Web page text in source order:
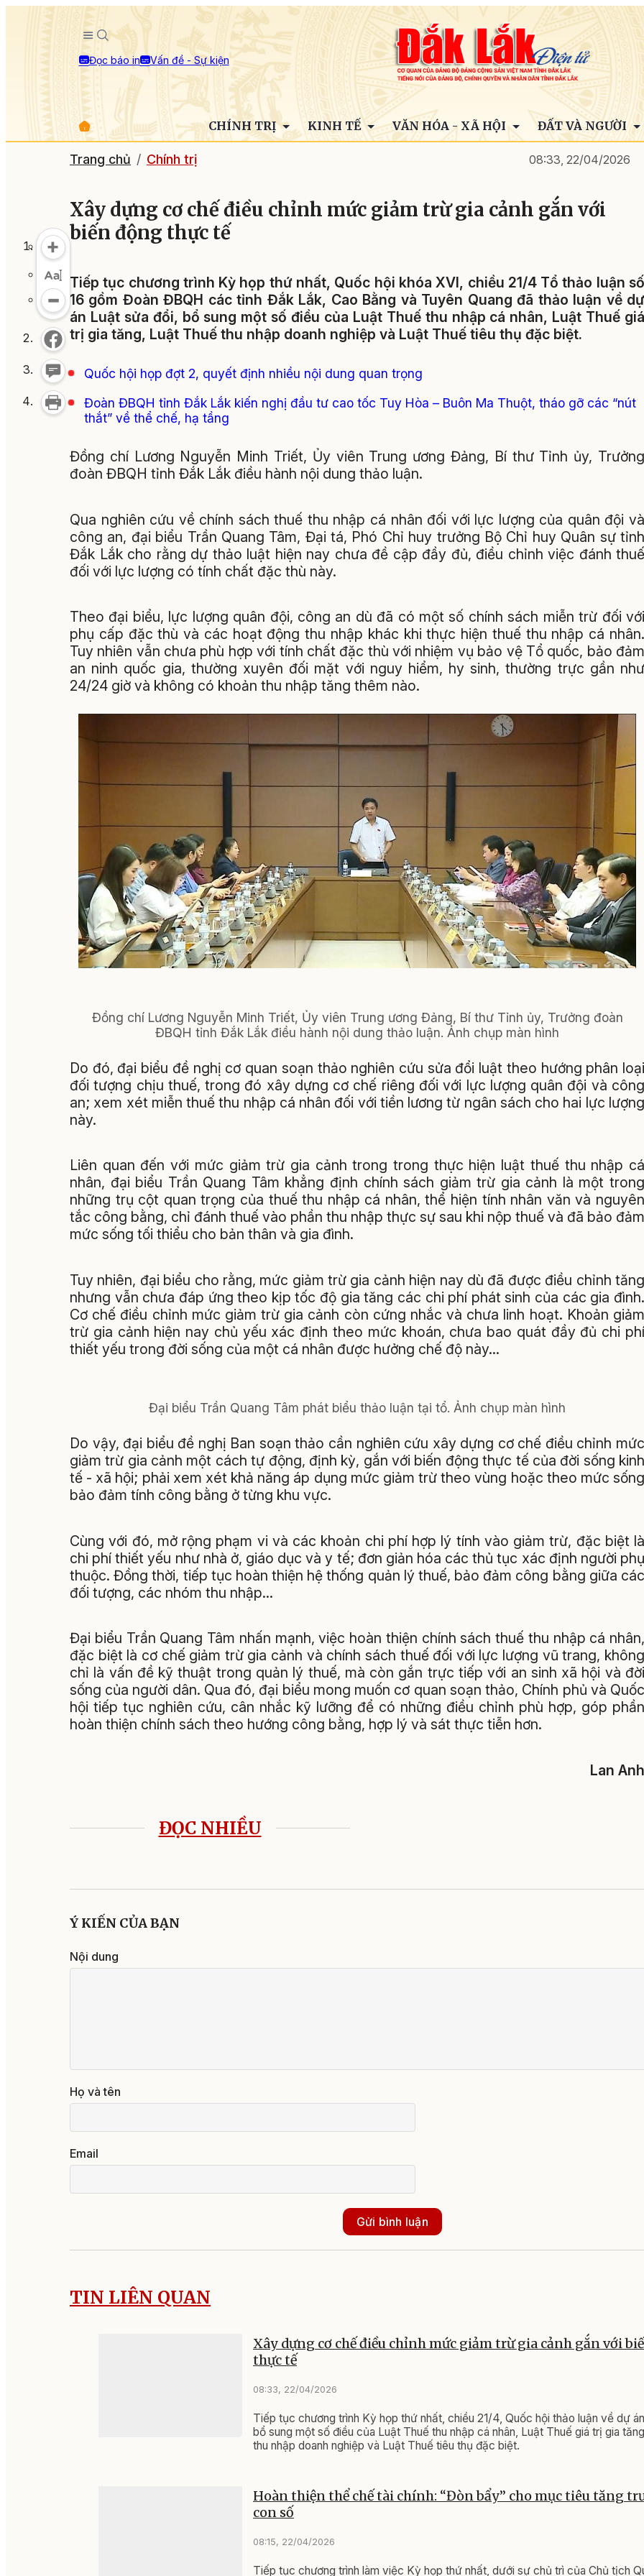
Đọc báo in Vấn đề - Sự kiện
CHÍNH TRỊ KINH TẾ VĂN HÓA - XÃ HỘI ĐẤT VÀ NGƯỜI
Trang chủ Chính trị 08:33, 22/04/2026
Xây dựng cơ chế điều chỉnh mức giảm trừ gia cảnh gắn với
biến động thực tế
Tiếp tục chương trình Kỳ họp thứ nhất, Quốc hội khóa XVI, chiều 21/4 Tổ thảo luận số
16 gồm Đoàn ĐBQH các tỉnh Đắk Lắk, Cao Bằng và Tuyên Quang đã thảo luận về dự
án Luật sửa đổi, bổ sung một số điều của Luật Thuế thu nhập cá nhân, Luật Thuế giá
trị gia tăng, Luật Thuế thu nhập doanh nghiệp và Luật Thuế tiêu thụ đặc biệt.
Quốc hội họp đợt 2, quyết định nhiều nội dung quan trọng
Đoàn ĐBQH tỉnh Đắk Lắk kiến nghị đầu tư cao tốc Tuy Hòa – Buôn Ma Thuột, tháo gỡ các “nút
thắt” về thể chế, hạ tầng
Đồng chí Lương Nguyễn Minh Triết, Ủy viên Trung ương Đảng, Bí thư Tỉnh ủy, Trưởng
đoàn ĐBQH tỉnh Đắk Lắk điều hành nội dung thảo luận.
Qua nghiên cứu về chính sách thuế thu nhập cá nhân đối với lực lượng của quân đội và
công an, đại biểu Trần Quang Tâm, Đại tá, Phó Chỉ huy trưởng Bộ Chỉ huy Quân sự tỉnh
Đắk Lắk cho rằng dự thảo luật hiện nay chưa đề cập đầy đủ, điều chỉnh việc đánh thuế
đối với lực lượng có tính chất đặc thù này.
Theo đại biểu, lực lượng quân đội, công an dù đã có một số chính sách miễn trừ đối với
phụ cấp đặc thù và các hoạt động thu nhập khác khi thực hiện thuế thu nhập cá nhân.
Tuy nhiên vẫn chưa phù hợp với tính chất đặc thù với nhiệm vụ bảo vệ Tổ quốc, bảo đảm
an ninh quốc gia, thường xuyên đối mặt với nguy hiểm, hy sinh, thường trực gần như
24/24 giờ và không có khoản thu nhập tăng thêm nào.
Đồng chí Lương Nguyễn Minh Triết, Ủy viên Trung ương Đảng, Bí thư Tỉnh ủy, Trưởng đoàn
ĐBQH tỉnh Đắk Lắk điều hành nội dung thảo luận. Ảnh chụp màn hình
Do đó, đại biểu đề nghị cơ quan soạn thảo nghiên cứu sửa đổi luật theo hướng phân loại
đối tượng chịu thuế, trong đó xây dựng cơ chế riêng đối với lực lượng quân đội và công
an; xem xét miễn thuế thu nhập cá nhân đối với tiền lương từ ngân sách cho hai lực lượng
này.
Liên quan đến với mức giảm trừ gia cảnh trong trong thực hiện luật thuế thu nhập cá
nhân, đại biểu Trần Quang Tâm khẳng định chính sách giảm trừ gia cảnh là một trong
những trụ cột quan trọng của thuế thu nhập cá nhân, thể hiện tính nhân văn và nguyên
tắc công bằng, chỉ đánh thuế vào phần thu nhập thực sự sau khi nộp thuế và đã bảo đảm
mức sống tối thiểu cho bản thân và gia đình.
Tuy nhiên, đại biểu cho rằng, mức giảm trừ gia cảnh hiện nay dù đã được điều chỉnh tăng
nhưng vẫn chưa đáp ứng theo kịp tốc độ gia tăng các chi phí phát sinh của các gia đình.
Cơ chế điều chỉnh mức giảm trừ gia cảnh còn cứng nhắc và chưa linh hoạt. Khoản giảm
trừ gia cảnh hiện nay chủ yếu xác định theo mức khoán, chưa bao quát đầy đủ chi phí
thiết yếu trong đời sống của một cá nhân được hưởng chế độ này…
Đại biểu Trần Quang Tâm phát biểu thảo luận tại tổ. Ảnh chụp màn hình
Do vậy, đại biểu đề nghị Ban soạn thảo cần nghiên cứu xây dựng cơ chế điều chỉnh mức
giảm trừ gia cảnh một cách tự động, định kỳ, gắn với biến động thực tế của đời sống kinh
tế - xã hội; phải xem xét khả năng áp dụng mức giảm trừ theo vùng hoặc theo mức sống
bảo đảm tính công bằng ở từng khu vực.
Cùng với đó, mở rộng phạm vi và các khoản chi phí hợp lý tính vào giảm trừ, đặc biệt là
chi phí thiết yếu như nhà ở, giáo dục và y tế; đơn giản hóa các thủ tục xác định người phụ
thuộc. Đồng thời, tiếp tục hoàn thiện hệ thống quản lý thuế, bảo đảm công bằng giữa các
đối tượng, các nhóm thu nhập…
Đại biểu Trần Quang Tâm nhấn mạnh, việc hoàn thiện chính sách thuế thu nhập cá nhân,
đặc biệt là cơ chế giảm trừ gia cảnh và chính sách thuế đối với lực lượng vũ trang, không
chỉ là vấn đề kỹ thuật trong quản lý thuế, mà còn gắn trực tiếp với an sinh xã hội và đời
sống của người dân. Qua đó, đại biểu mong muốn cơ quan soạn thảo, Chính phủ và Quốc
hội tiếp tục nghiên cứu, cân nhắc kỹ lưỡng để có những điều chỉnh phù hợp, góp phần
hoàn thiện chính sách theo hướng công bằng, hợp lý và sát thực tiễn hơn.
Lan Anh
ĐỌC NHIỀU
Ý KIẾN CỦA BẠN
Nội dung
Họ và tên
Email
Gửi bình luận
TIN LIÊN QUAN
Xây dựng cơ chế điều chỉnh mức giảm trừ gia cảnh gắn với
thực tế
08:33, 22/04/2026
Tiếp tục chương trình Kỳ họp thứ nhất, chiều 21/4, Quốc hội thảo luận về dự
bổ sung một số điều của Luật Thuế thu nhập cá nhân, Luật Thuế giá trị gia
thu nhập doanh nghiệp và Luật Thuế tiêu thụ đặc biệt.
Hoàn thiện thể chế tài chính: “Đòn bẩy” cho mục tiêu tăng
con số
08:15, 22/04/2026
Tiếp tục chương trình làm việc Kỳ họp thứ nhất, dưới sự chủ trì của Chủ tịch